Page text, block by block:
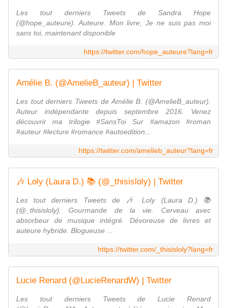
Les tout derniers Tweets de Sandra Hope
(@hope_auteure). Auteure. Mon livre; Je ne suis pas moi
sans toi, maintenant disponible
https://twitter.com/hope_auteure?lang=fr
Amélie B. (@AmelieB_auteur) | Twitter
Les tout derniers Tweets de Amélie B. (@AmelieB_auteur).
Auteur indépendante depuis septembre 2016. Venez
découvrir ma trilogie #SansToi Sur #amazon #roman
#auteur #lecture #romance #autoedition...
https://twitter.com/amelieb_auteur?lang=fr
🎶 Loly (Laura D.) 📚 (@_thisisloly) | Twitter
Les tout derniers Tweets de 🎶 Loly (Laura D.) 📚
(@_thisisloly). Gourmande de la vie. Cerveau avec
absorbeur de musique intégré. Dévoreuse de livres et
auteure hybride. Blogueuse ...
https://twitter.com/_thisisloly?lang=fr
Lucie Renard (@LucieRenardW) | Twitter
Les tout derniers Tweets de Lucie Renard